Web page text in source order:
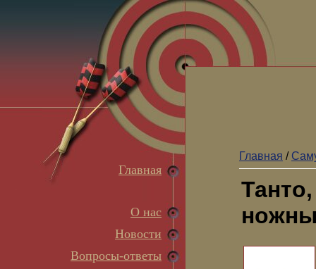
Главная
О нас
Новости
Вопросы-ответы
Главная /
ножны